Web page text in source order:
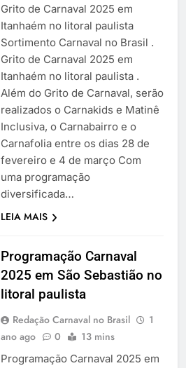
Grito de Carnaval 2025 em
Itanhaém no litoral paulista
Sortimento Carnaval no Brasil .
Grito de Carnaval 2025 em
Itanhaém no litoral paulista .
Além do Grito de Carnaval, serão
realizados o Carnakids e Matinê
Inclusiva, o Carnabairro e o
Carnafolia entre os dias 28 de
fevereiro e 4 de março Com
uma programação
diversificada…
LEIA MAIS
Programação Carnaval
2025 em São Sebastião no
litoral paulista
Redação Carnaval no Brasil
1
ano ago
0 13 mins
Programação Carnaval 2025 em